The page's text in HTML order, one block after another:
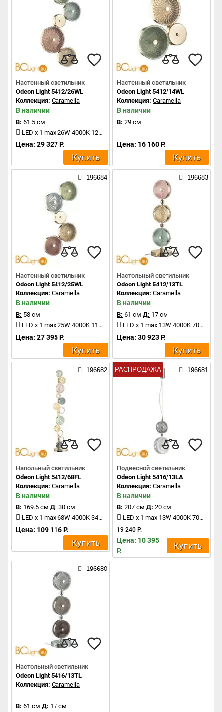
Настенный светильник
Odeon Light 5412/26WL
Коллекция: Caramella
В наличии
В: 61.5 см
LED x 1 max 26W 4000K 1200Lm
Цена: 29 327 Р.
Купить
Настенный светильник
Odeon Light 5412/14WL
Коллекция: Caramella
В наличии
В: 29 см
Цена: 16 160 Р.
Купить
196684
Настенный светильник
Odeon Light 5412/25WL
Коллекция: Caramella
В наличии
В: 58 см
LED x 1 max 25W 4000K 1100Lm
Цена: 27 395 Р.
Купить
196683
Настольный светильник
Odeon Light 5412/13TL
Коллекция: Caramella
В наличии
В: 61 см Д: 17 см
LED x 1 max 13W 4000K 700Lm
Цена: 30 923 Р.
Купить
196682
Напольный светильник
Odeon Light 5412/68FL
Коллекция: Caramella
В наличии
В: 169.5 см Д: 30 см
LED x 1 max 68W 4000K 3400Lm
Цена: 109 116 Р.
Купить
РАСПРОДАЖА 196681
Подвесной светильник
Odeon Light 5416/13LA
Коллекция: Caramella
В наличии
В: 207 см Д: 20 см
LED x 1 max 13W 4000K 700Lm
19 240 Р.
Цена: 10 395
Р.
Купить
196680
Настольный светильник
Odeon Light 5416/13TL
Коллекция: Caramella
В: 61 см Д: 17 см